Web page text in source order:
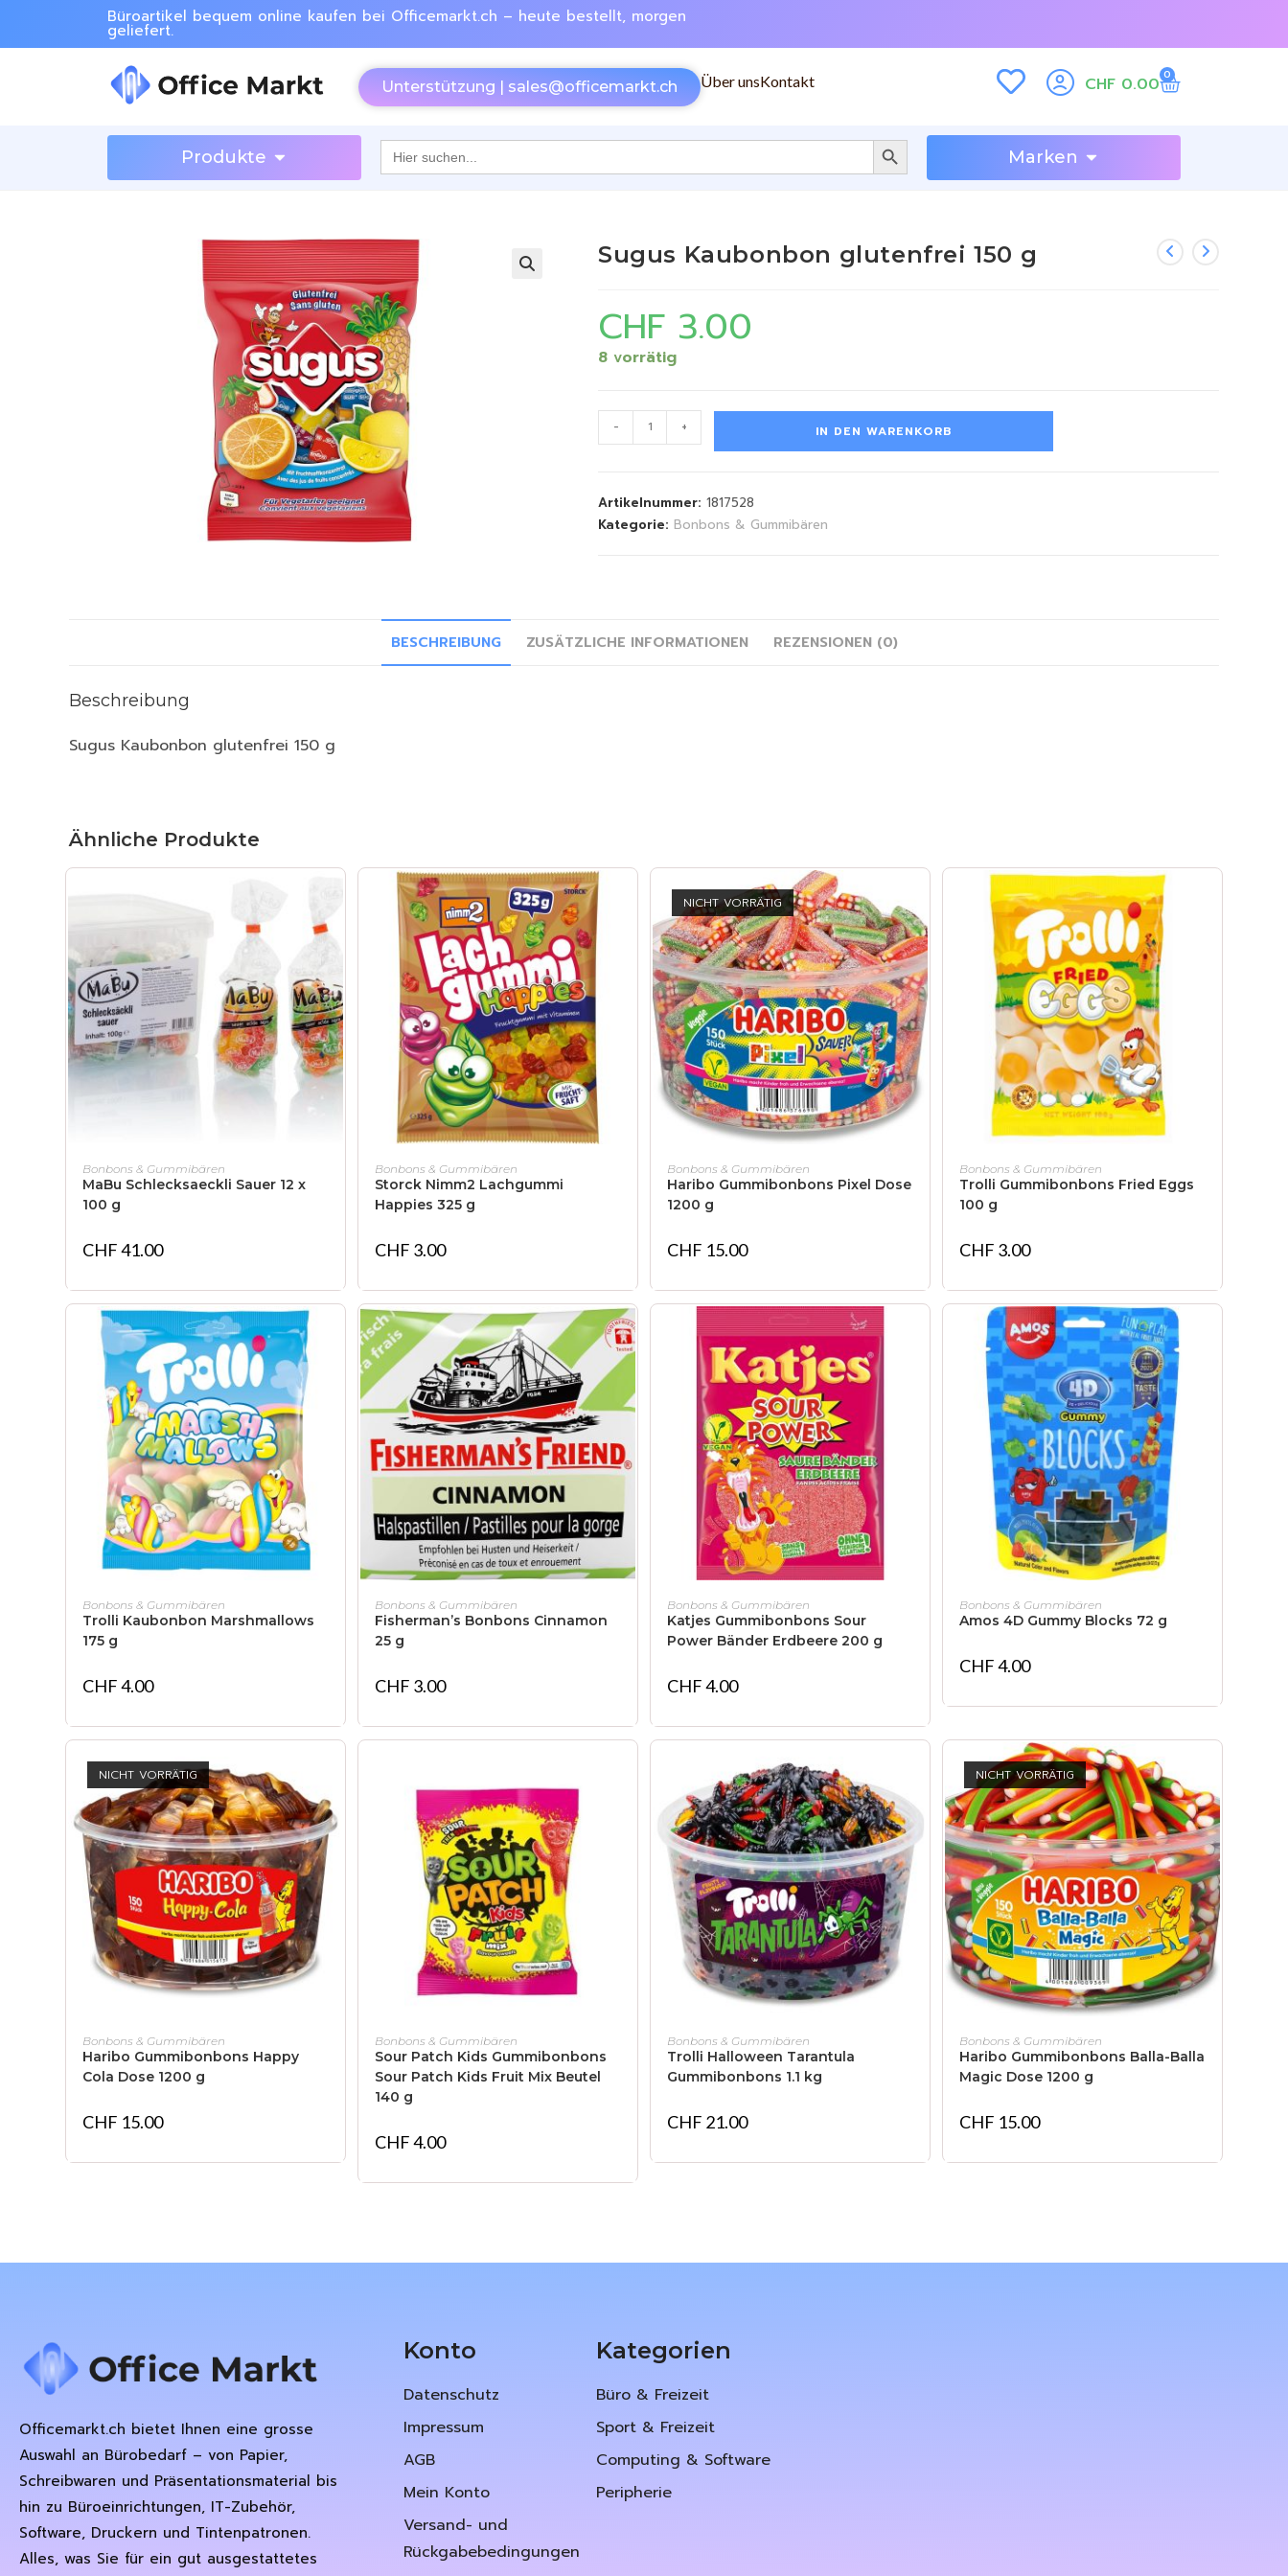
Büroartikel bequem online kaufen bei Officemarkt.ch – heute bestellt, morgen
geliefert.
Unterstützung | sales@officemarkt.ch Über unsKontakt CHF 0.00 0
Produkte Search
for:
SEARCH BUTTON
Marken
Sugus Kaubonbon glutenfrei 150 g
CHF 3.00
8 vorrätig
- + IN DEN WARENKORB
Artikelnummer: 1817528
Kategorie: Bonbons & Gummibären
BESCHREIBUNG ZUSÄTZLICHE INFORMATIONEN REZENSIONEN (0)
Beschreibung
Sugus Kaubonbon glutenfrei 150 g
Ähnliche Produkte
IN DEN WARENKORB
Bonbons & Gummibären
MaBu Schlecksaeckli Sauer 12 x
100 g
CHF41.00
IN DEN WARENKORB
Bonbons & Gummibären
Storck Nimm2 Lachgummi
Happies 325 g
CHF 3.00
NICHT VORRÄTIG
WEITERLESEN
Bonbons & Gummibären
Haribo Gummibonbons Pixel Dose
1200 g
CHF 15.00
IN DEN WARENKORB
Bonbons & Gummibären
Trolli Gummibonbons Fried Eggs
100 g
CHF 3.00
IN DEN WARENKORB
Bonbons & Gummibären
Trolli Kaubonbon Marshmallows
175 g
CHF4.00
IN DEN WARENKORB
Bonbons & Gummibären
Fisherman’s Bonbons Cinnamon
25 g
CHF 3.00
IN DEN WARENKORB
Bonbons & Gummibären
Katjes Gummibonbons Sour
Power Bänder Erdbeere 200 g
CHF4.00
IN DEN WARENKORB
Bonbons & Gummibären
Amos 4D Gummy Blocks 72 g
CHF4.00
NICHT VORRÄTIG
WEITERLESEN
Bonbons & Gummibären
Haribo Gummibonbons Happy
Cola Dose 1200 g
CHF 15.00
IN DEN WARENKORB
Bonbons & Gummibären
Sour Patch Kids Gummibonbons
Sour Patch Kids Fruit Mix Beutel
140 g
CHF4.00
IN DEN WARENKORB
Bonbons & Gummibären
Trolli Halloween Tarantula
Gummibonbons 1.1 kg
CHF 21.00
NICHT VORRÄTIG
WEITERLESEN
Bonbons & Gummibären
Haribo Gummibonbons Balla-Balla
Magic Dose 1200 g
CHF 15.00
Officemarkt.ch bietet Ihnen eine grosse
Auswahl an Bürobedarf – von Papier,
Schreibwaren und Präsentationsmaterial bis
hin zu Büroeinrichtungen, IT-Zubehör,
Software, Druckern und Tintenpatronen.
Alles, was Sie für ein gut ausgestattetes
Konto
Datenschutz
Impressum
AGB
Mein Konto
Versand- und
Rückgabebedingungen
Kategorien
Büro & Freizeit
Sport & Freizeit
Computing & Software
Peripherie